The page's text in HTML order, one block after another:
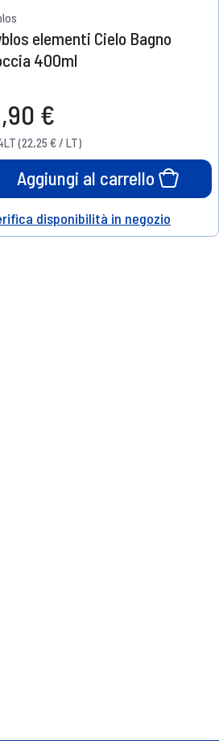
elementi Cielo Bagno
400ml
€
(22,25 € / LT)
Aggiungi al carrello
disponibilità in negozio